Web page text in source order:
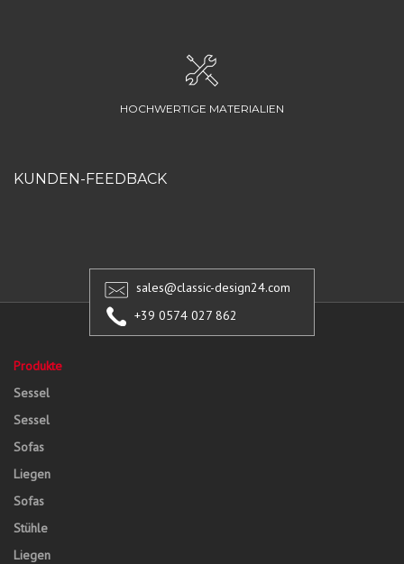
HOCHWERTIGE MATERIALIEN
KUNDEN-FEEDBACK
sales@classic-design24.com
+39 0574 027 862
Produkte
Sessel
Sessel
Sofas
Liegen
Sofas
Stühle
Liegen